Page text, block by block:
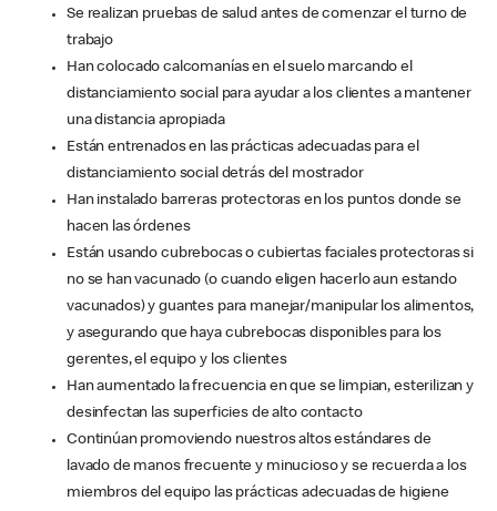
Se realizan pruebas de salud antes de comenzar el turno de
trabajo
Han colocado calcomanías en el suelo marcando el
distanciamiento social para ayudar a los clientes a mantener
una distancia apropiada
Están entrenados en las prácticas adecuadas para el
distanciamiento social detrás del mostrador
Han instalado barreras protectoras en los puntos donde se
hacen las órdenes
Están usando cubrebocas o cubiertas faciales protectoras si
no se han vacunado (o cuando eligen hacerlo aun estando
vacunados) y guantes para manejar/manipular los alimentos,
y asegurando que haya cubrebocas disponibles para los
gerentes, el equipo y los clientes
Han aumentado la frecuencia en que se limpian, esterilizan y
desinfectan las superficies de alto contacto
Continúan promoviendo nuestros altos estándares de
lavado de manos frecuente y minucioso y se recuerda a los
miembros del equipo las prácticas adecuadas de higiene